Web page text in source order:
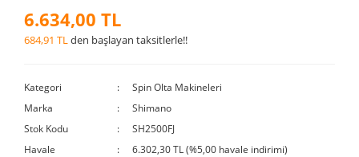
6.634,00 TL
684,91 TLden başlayan taksitlerle!!
Kategori
Spin Olta Makineleri
Marka
Shimano
Stok Kodu
SH2500FJ
Havale
6.302,30 TL (%5,00 havale indirimi)